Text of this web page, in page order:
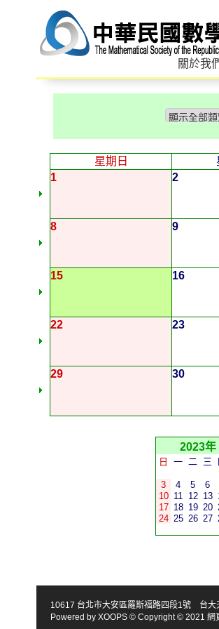
關於我
星期日
1
2
8 9
15 16
22 23
29 30
2023年
日 一 二 三
3
4 5 6
10 11 12 13
17 18 19 20
24 25 26 27
10617 台北市大安區羅斯福路四段1號 台
Powered by XOOPS © Copyright © 2021 網